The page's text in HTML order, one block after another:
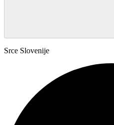
Srce Slovenije